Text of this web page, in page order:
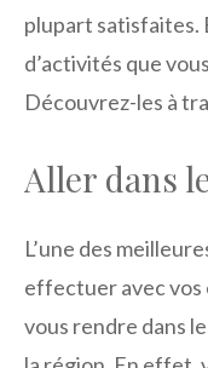
plupart satisfaites.
d’activités que
Découvrez-les à
Aller dans
L’une des
effectuer avec vos
vous rendre dans